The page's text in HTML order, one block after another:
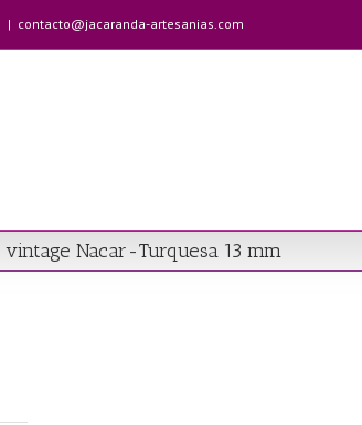
| contacto@jacaranda-artesanias.com
Nacar-Turquesa 13 mm